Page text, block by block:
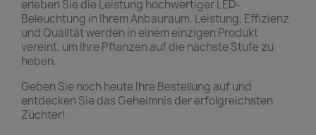
erleben Sie die Leistung hochwertiger LED-
Beleuchtung in Ihrem Anbauraum. Leistung, Effizienz
und Qualität werden in einem einzigen Produkt
vereint, um Ihre Pflanzen auf die nächste Stufe zu
heben.
Geben Sie noch heute Ihre Bestellung auf und
entdecken Sie das Geheimnis der erfolgreichsten
Züchter!